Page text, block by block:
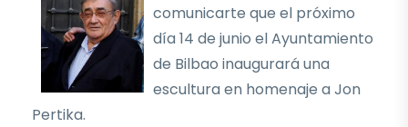
comunicarte que el próximo
día 14 de junio el Ayuntamiento
de Bilbao inaugurará una
escultura en homenaje a Jon
Pertika.